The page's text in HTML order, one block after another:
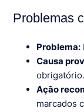
Problemas
Problema:
Causa
obrigatório.
Ação
marcados